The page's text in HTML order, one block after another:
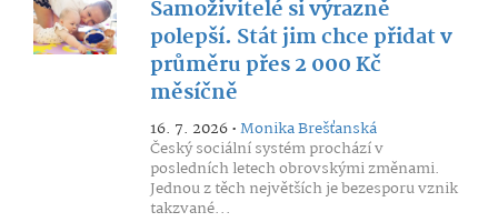
Samoživitelé si výrazně
polepší. Stát jim chce přidat v
průměru přes 2 000 Kč
měsíčně
16. 7. 2026 •Monika Brešťanská
Český sociální systém prochází v
posledních letech obrovskými změnami.
Jednou z těch největších je bezesporu vznik
takzvané...